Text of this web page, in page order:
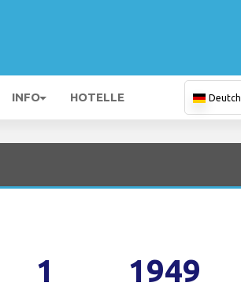
INFO HOTELLE Deutch
1 1949